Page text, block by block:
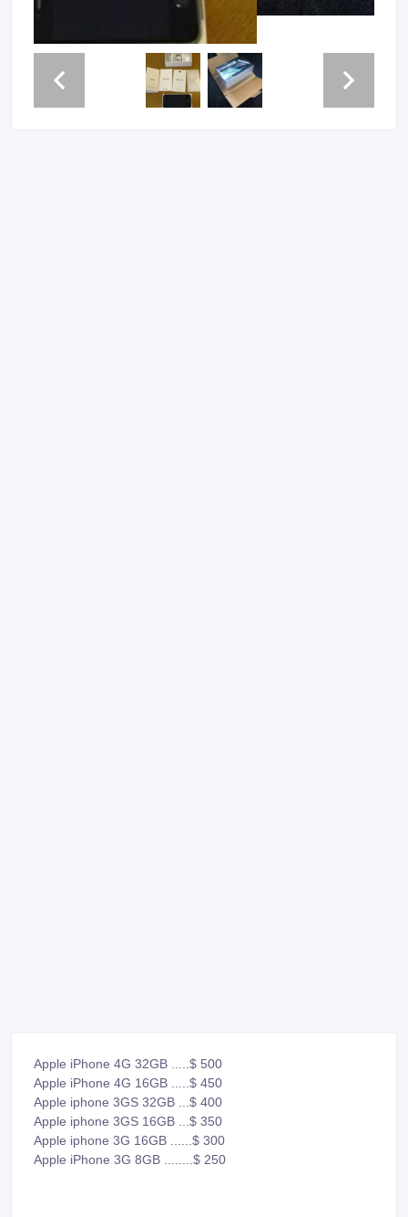
Apple iphone 3GS 32GB ...$ 400
Apple iphone 3GS 16GB ...$ 350
Apple iphone 3G 16GB ......$ 300
Apple iPhone 3G 8GB ........$ 250